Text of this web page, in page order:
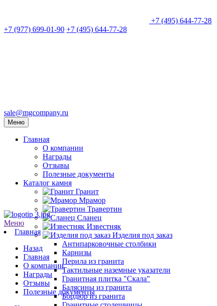
+7 (495) 644-77-28
+7 (977) 699-01-90 +7 (495) 644-77-28
sale@mgcompany.ru
Меню
Главная
О компании
Награды
Отзывы
Полезные документы
Каталог камня
Гранит
Мрамор
Травертин
Сланец
Известняк
Изделия под заказ
Антипарковочные столбики
Карнизы
Перила из гранита
Тактильные наземные указатели
Гранитная плитка "Скала"
Балясины из гранита
Бордюр из гранита
Меню
Главная
Назад
Главная
О компании
Награды
Отзывы
Полезные документы